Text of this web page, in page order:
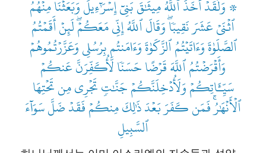
۞ وَلَقَدۡ أَخَذَ ٱللَّهُ مِيثَٰقَ بَنِيٓ إِسۡرَٰٓءِيلَ وَبَعَثۡنَا مِنۡهُمُ
ٱثۡنَيۡ عَشَرَ نَقِيبٗاۖ وَقَالَ ٱللَّهُ إِنِّي مَعَكُمۡۖ لَئِنۡ أَقَمۡتُمُ
ٱلصَّلَوٰةَ وَءَاتَيۡتُمُ ٱلزَّكَوٰةَ وَءَامَنتُم بِرُسُلِي وَعَزَّرۡتُمُوهُمۡ
وَأَقۡرَضۡتُمُ ٱللَّهَ قَرۡضًا حَسَنٗا لَّأُكَفِّرَنَّ عَنكُمۡ
سَيِّـَٔاتِكُمۡ وَلَأُدۡخِلَنَّكُمۡ جَنَّٰتٖ تَجۡرِي مِن تَحۡتِهَا
ٱلۡأَنۡهَٰرُۚ فَمَن كَفَرَ بَعۡدَ ذَٰلِكَ مِنكُمۡ فَقَدۡ ضَلَّ سَوَآءَ
ٱلسَّبِيلِ